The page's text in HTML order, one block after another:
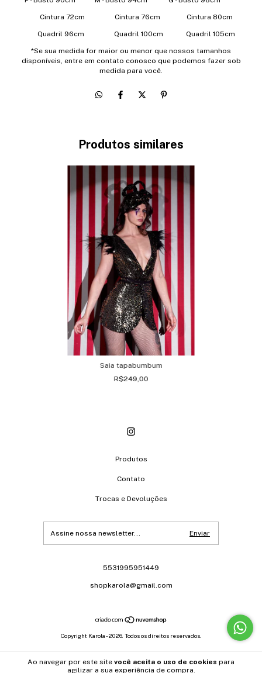
Ao navegar por este site você aceita o uso de cookies para
agilizar a sua experiência de compra.
Cintura 72cm Cintura 76cm Cintura 80cm
Quadril 96cm Quadril 100cm Quadril 105cm
*Se sua medida for maior ou menor que nossos tamanhos
disponíveis, entre em contato conosco que podemos fazer sob
medida para você.
Produtos similares
Saia tapabumbum
R$249,00
Produtos
Contato
Trocas e Devoluções
5531995951449
shopkarola@gmail.com
Copyright Karola - 2026. Todos os direitos reservados.